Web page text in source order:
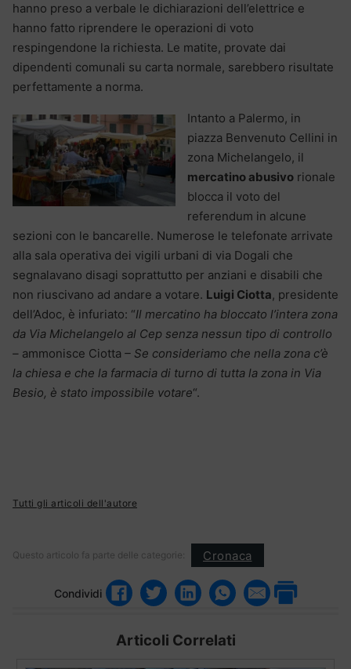
hanno preso a verbale le dichiarazioni dell’elettrice e
hanno fatto riprendere le operazioni di voto
respingendone la richiesta. Le matite, provate dai
dipendenti comunali su carta normale, sarebbero risultate
perfettamente a norma.
Intanto a Palermo, in
piazza Benvenuto Cellini in
zona Michelangelo, il
mercatino abusivo rionale
blocca il voto del
referendum in alcune
sezioni con le bancarelle. Numerose le telefonate arrivate
alla sala operativa dei vigili urbani di via Dogali che
segnalavano disagi soprattutto per anziani e disabili che
non riuscivano ad andare a votare. Luigi Ciotta, presidente
dell’Adoc, è infuriato: “Il mercatino ha bloccato l’intera zona
da Via Michelangelo al Cep senza nessun tipo di controllo
– ammonisce Ciotta – Se consideriamo che nella zona c’è
la chiesa e che la farmacia di turno di tutta la zona in Via
Besio, è stato impossibile votare“.
Tutti gli articoli dell'autore
Questo articolo fa parte delle categorie: Cronaca
Condividi
Articoli Correlati